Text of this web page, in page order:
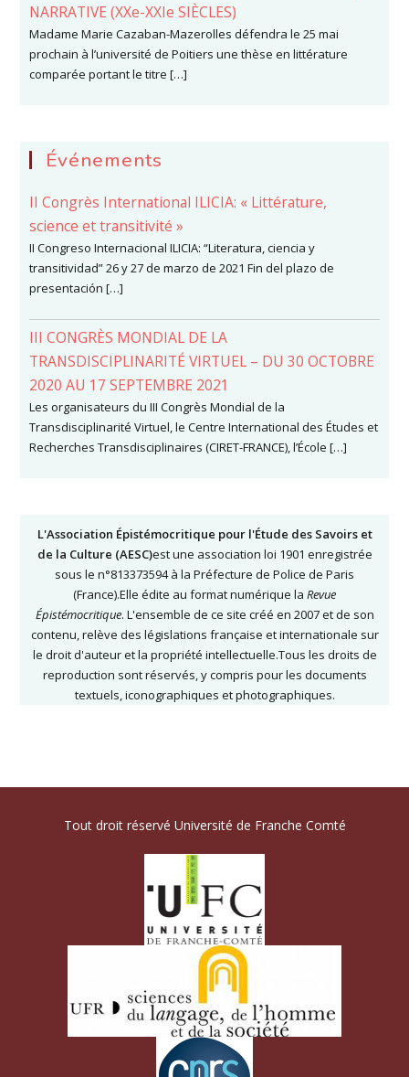
NARRATIVE (XXe-XXIe SIÈCLES)
Madame Marie Cazaban-Mazerolles défendra le 25 mai
prochain à l’université de Poitiers une thèse en littérature
comparée portant le titre […]
Événements
II Congrès International ILICIA: « Littérature,
science et transitivité »
II Congreso Internacional ILICIA: “Literatura, ciencia y
transitividad” 26 y 27 de marzo de 2021 Fin del plazo de
presentación […]
III CONGRÈS MONDIAL DE LA
TRANSDISCIPLINARITÉ VIRTUEL – DU 30 OCTOBRE
2020 AU 17 SEPTEMBRE 2021
Les organisateurs du III Congrès Mondial de la
Transdisciplinarité Virtuel, le Centre International des Études et
Recherches Transdisciplinaires (CIRET-FRANCE), l’École […]
L'Association Épistémocritique pour l'Étude des Savoirs et
de la Culture (AESC)est une association loi 1901 enregistrée
sous le n°813373594 à la Préfecture de Police de Paris
(France).Elle édite au format numérique la Revue
Épistémocritique. L'ensemble de ce site créé en 2007 et de son
contenu, relève des législations française et internationale sur
le droit d'auteur et la propriété intellectuelle.Tous les droits de
reproduction sont réservés, y compris pour les documents
textuels, iconographiques et photographiques.
Tout droit réservé Université de Franche Comté